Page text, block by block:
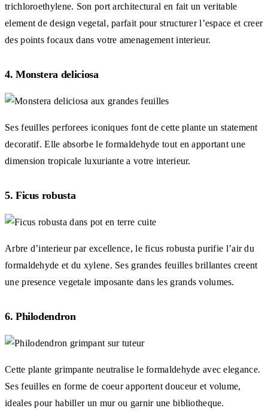
trichloroethylene. Son port architectural en fait un veritable
element de design vegetal, parfait pour structurer l’espace et creer
des points focaux dans votre amenagement interieur.
4. Monstera deliciosa
Ses feuilles perforees iconiques font de cette plante un statement
decoratif. Elle absorbe le formaldehyde tout en apportant une
dimension tropicale luxuriante a votre interieur.
5. Ficus robusta
Arbre d’interieur par excellence, le ficus robusta purifie l’air du
formaldehyde et du xylene. Ses grandes feuilles brillantes creent
une presence vegetale imposante dans les grands volumes.
6. Philodendron
Cette plante grimpante neutralise le formaldehyde avec elegance.
Ses feuilles en forme de coeur apportent douceur et volume,
ideales pour habiller un mur ou garnir une bibliotheque.